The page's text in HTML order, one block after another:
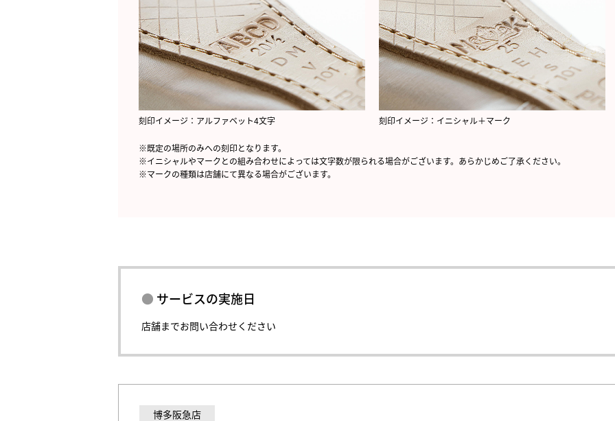
刻印イメージ：アルファベット4文字 刻印イメージ：イニシャル＋マーク
※既定の場所のみへの刻印となります。
※イニシャルやマークとの組み合わせによっては文字数が限られる場合がございます。あらかじめご了承ください。
※マークの種類は店舗にて異なる場合がございます。
サービスの実施日
店舗までお問い合わせください
博多阪急店